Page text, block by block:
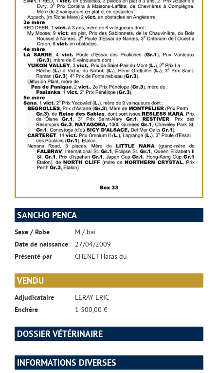
SANCHO PENCA
Sexe / Robe
M / bai
Date de naissance
27/04/2009
Présenté par
CHENET Haras du
VENDU
Adjudicataire
LERAY ERIC
Enchère
1 500,00 €
DOSSIER VÉTÉRINAIRE
INFORMATIONS DIVERSES